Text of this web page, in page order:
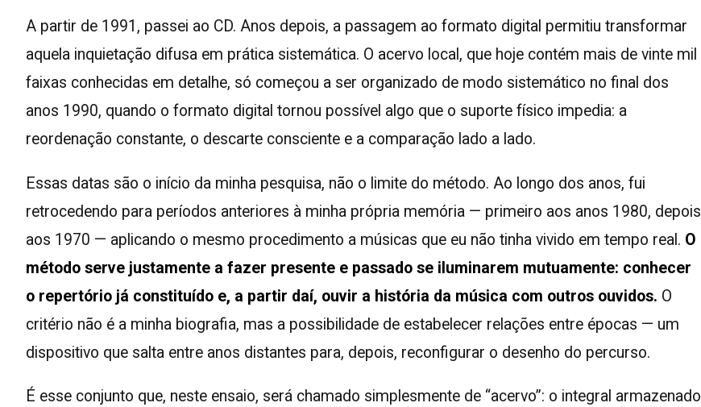
A partir de 1991, passei ao CD. Anos depois, a passagem ao formato digital permitiu transformar
aquela inquietação difusa em prática sistemática. O acervo local, que hoje contém mais de vinte mil
faixas conhecidas em detalhe, só começou a ser organizado de modo sistemático no final dos
anos 1990, quando o formato digital tornou possível algo que o suporte físico impedia: a
reordenação constante, o descarte consciente e a comparação lado a lado.
Essas datas são o início da minha pesquisa, não o limite do método. Ao longo dos anos, fui
retrocedendo para períodos anteriores à minha própria memória — primeiro aos anos 1980, depois
aos 1970 — aplicando o mesmo procedimento a músicas que eu não tinha vivido em tempo real. O
método serve justamente a fazer presente e passado se iluminarem mutuamente: conhecer
o repertório já constituído e, a partir daí, ouvir a história da música com outros ouvidos. O
critério não é a minha biografia, mas a possibilidade de estabelecer relações entre épocas — um
dispositivo que salta entre anos distantes para, depois, reconfigurar o desenho do percurso.
É esse conjunto que, neste ensaio, será chamado simplesmente de “acervo”: o integral armazenado